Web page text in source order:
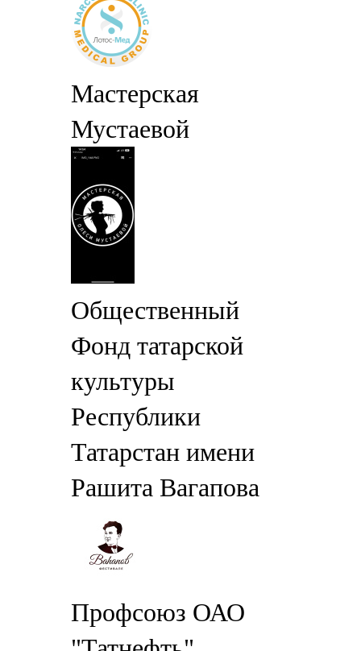
Мастерская
Мустаевой
Общественный
Фонд татарской
культуры
Республики
Татарстан имени
Рашита Вагапова
Профсоюз ОАО